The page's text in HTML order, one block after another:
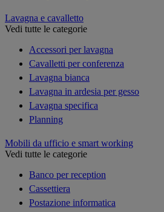
Lavagna e cavalletto
Vedi tutte le categorie
Accessori per lavagna
Cavalletti per conferenza
Lavagna bianca
Lavagna in ardesia per gesso
Lavagna specifica
Planning
Mobili da ufficio e smart working
Vedi tutte le categorie
Banco per reception
Cassettiera
Postazione informatica